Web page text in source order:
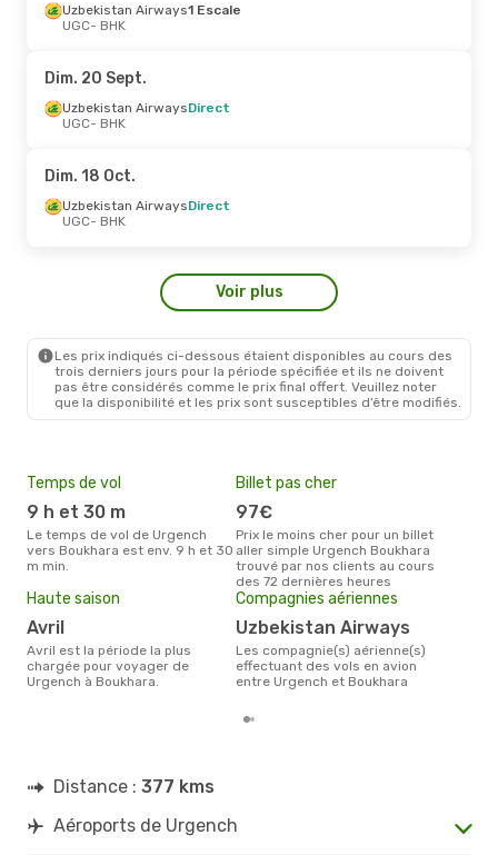
Uzbekistan Airways1 Escale
UGC- BHK
Dim. 20 Sept.
Uzbekistan AirwaysDirect
UGC- BHK
Dim. 18 Oct.
Uzbekistan AirwaysDirect
UGC- BHK
Voir plus
Les prix indiqués ci-dessous étaient disponibles au cours des
trois derniers jours pour la période spécifiée et ils ne doivent
pas être considérés comme le prix final offert. Veuillez noter
que la disponibilité et les prix sont susceptibles d’être modifiés.
Temps de vol
9 h et 30 m
Le temps de vol de Urgench
vers Boukhara est env. 9 h et 30
m min.
Billet pas cher
97€
Prix le moins cher pour un billet
aller simple Urgench Boukhara
trouvé par nos clients au cours
des 72 dernières heures
Haute saison
avril
avril est la période la plus
chargée pour voyager de
Urgench à Boukhara.
Compagnies aériennes
Uzbekistan Airways
Les compagnie(s) aérienne(s)
effectuant des vols en avion
entre Urgench et Boukhara
Distance : 377 kms
Aéroports de Urgench